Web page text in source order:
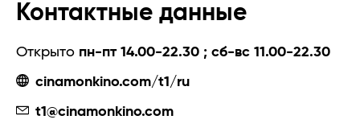
Контактные данные
Открыто пн-пт 14.00-22.30 ; сб-вс 11.00-22.30
cinamonkino.com/t1/ru
t1@cinamonkino.com